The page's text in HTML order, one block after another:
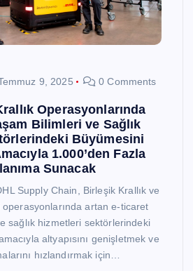
9, 2025 0 Comments
Operasyonlarında
Bilimleri ve Sağlık
Büyümesini
1.000’den Fazla
Sunacak
Supply Chain, Birleşik Krallık ve
operasyonlarında artan e-ticaret
sağlık hizmetleri sektörlerindeki
altyapısını genişletmek ve
hızlandırmak için…